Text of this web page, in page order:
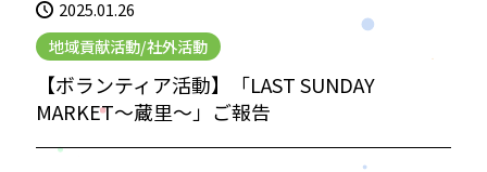
2025.01.26
地域貢献活動/社外活動
【ボランティア活動】「LAST SUNDAY
MARKET〜蔵里〜」ご報告